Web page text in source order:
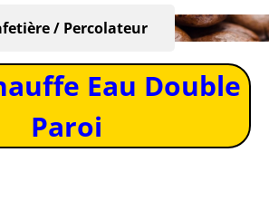
/ Percolateur
Eau Double
Paroi